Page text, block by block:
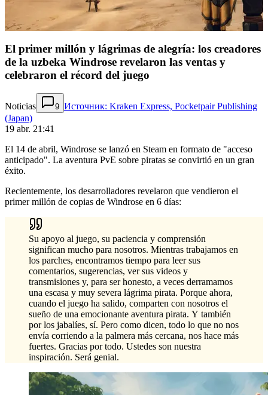
El primer millón y lágrimas de alegría: los creadores
de la uzbeka Windrose revelaron las ventas y
celebraron el récord del juego
Noticias 9 Источник: Kraken Express, Pocketpair Publishing
(Japan)
19 abr. 21:41
El 14 de abril, Windrose se lanzó en Steam en formato de "acceso
anticipado". La aventura PvE sobre piratas se convirtió en un gran
éxito.
Recientemente, los desarrolladores revelaron que vendieron el
primer millón de copias de Windrose en 6 días:
Su apoyo al juego, su paciencia y comprensión
significan mucho para nosotros. Mientras trabajamos en
los parches, encontramos tiempo para leer sus
comentarios, sugerencias, ver sus videos y
transmisiones y, para ser honesto, a veces derramamos
una escasa y muy severa lágrima pirata. Porque ahora,
cuando el juego ha salido, comparten con nosotros el
sueño de una emocionante aventura pirata. Y también
por los jabalíes, sí. Pero como dicen, todo lo que no nos
envía corriendo a la palmera más cercana, nos hace más
fuertes. Gracias por todo. Ustedes son nuestra
inspiración. Será genial.